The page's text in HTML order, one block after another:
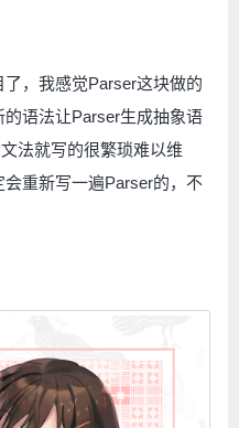
，我感觉Parser这块做的
语法让Parser生成抽象语
法就写的很繁琐难以维
重新写一遍Parser的，不